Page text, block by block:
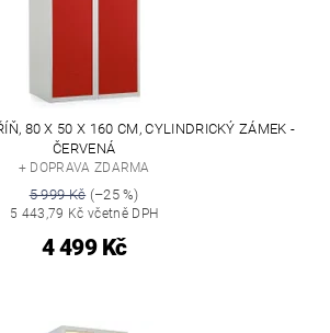
80 X 50 X 160 CM, CYLINDRICKÝ ZÁMEK -
ČERVENÁ
+ DOPRAVA ZDARMA
5 999 Kč(–25 %)
5 443,79 Kč včetně DPH
4 499 Kč